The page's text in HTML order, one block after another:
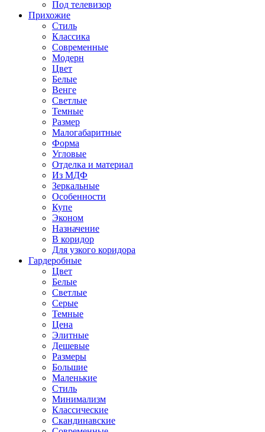
Под телевизор
Прихожие
Стиль
Классика
Современные
Модерн
Цвет
Белые
Венге
Светлые
Темные
Размер
Малогабаритные
Форма
Угловые
Отделка и материал
Из МДФ
Зеркальные
Особенности
Купе
Эконом
Назначение
В коридор
Для узкого коридора
Гардеробные
Цвет
Белые
Светлые
Серые
Темные
Цена
Элитные
Дешевые
Размеры
Большие
Маленькие
Стиль
Минимализм
Классические
Скандинавские